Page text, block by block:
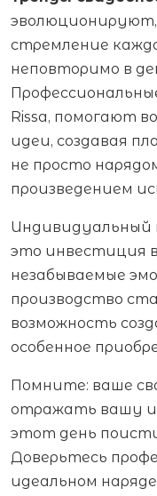
стремление
неповторимо в
Rissa, помогают
идеи, создавая
не просто
произведением
Индивидуальный
это инвестиция
незабываемые
производство
возможность
особенное
Помните: ваше
отражать вашу
этот день
Доверьтесь
идеальном